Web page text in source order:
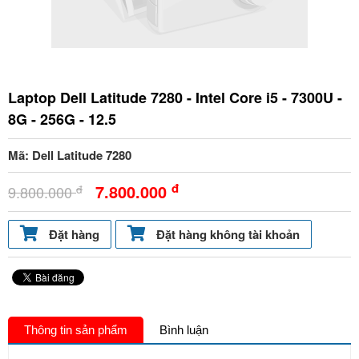
Laptop Dell Latitude 7280 - Intel Core i5 - 7300U -
8G - 256G - 12.5
Mã: Dell Latitude 7280
9.800.000đ 7.800.000 đ
Đặt hàng Đặt hàng không tài khoản
Thông tin sản phẩm Bình luận